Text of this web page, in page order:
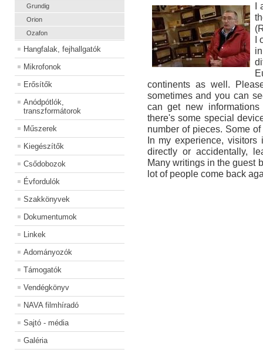
Grundig
Orion
Ozafon
Hangfalak, fejhallgatók
Mikrofonok
Erősítők
Anódpótlók,
transzformátorok
Műszerek
Kiegészítők
Csődobozok
Évfordulók
Szakkönyvek
Dokumentumok
Linkek
Adományozók
Támogatók
Vendégkönyv
NAVA filmhíradó
Sajtó - média
Galéria
continents as well.
sometimes and you can
can get new
there's some special
number of pieces. Some
In my experience,
directly or accidentally,
Many writings in the guest
lot of people come back